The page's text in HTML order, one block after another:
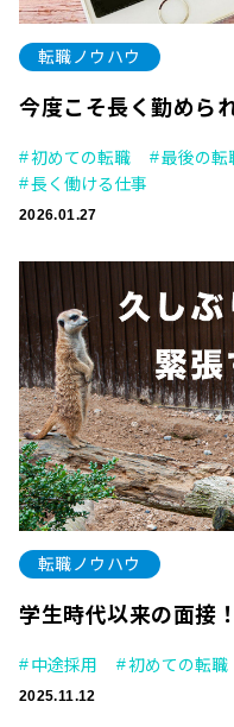
転職ノウハウ
今度こそ長く勤めら
初めての転職 最後の転
長く働ける仕事
2026.01.27
転職ノウハウ
学生時代以来の面接
中途採用 初めての転職
2025.11.12